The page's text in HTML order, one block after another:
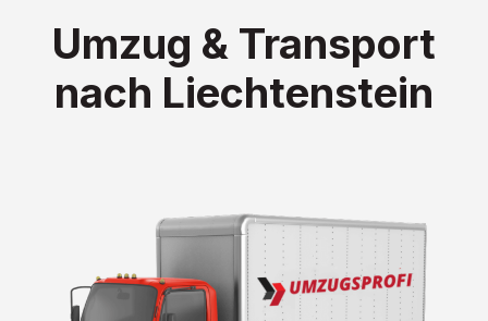
Umzug & Transport
nach Liechtenstein